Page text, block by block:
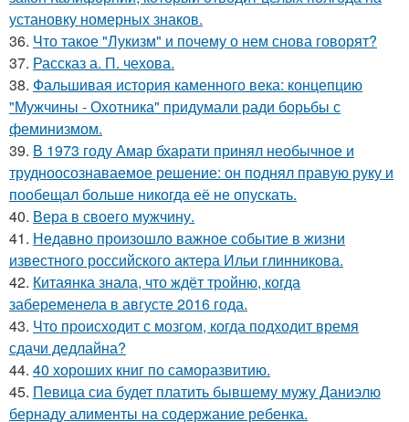
установку номерных знаков.
36. Что такое "Лукизм" и почему о нем снова говорят?
37. Рассказ а. П. чехова.
38. Фальшивая история каменного века: концепцию
"Мужчины - Охотника" придумали ради борьбы с
феминизмом.
39. В 1973 году Амар бхарати принял необычное и
трудноосознаваемое решение: он поднял правую руку и
пообещал больше никогда её не опускать.
40. Вера в своего мужчину.
41. Недавно произошло важное событие в жизни
известного российского актера Ильи глинникова.
42. Китаянка знала, что ждёт тройню, когда
забеременела в августе 2016 года.
43. Что происходит с мозгом, когда подходит время
сдачи дедлайна?
44. 40 хороших книг по саморазвитию.
45. Певица сиа будет платить бывшему мужу Даниэлю
бернаду алименты на содержание ребенка.